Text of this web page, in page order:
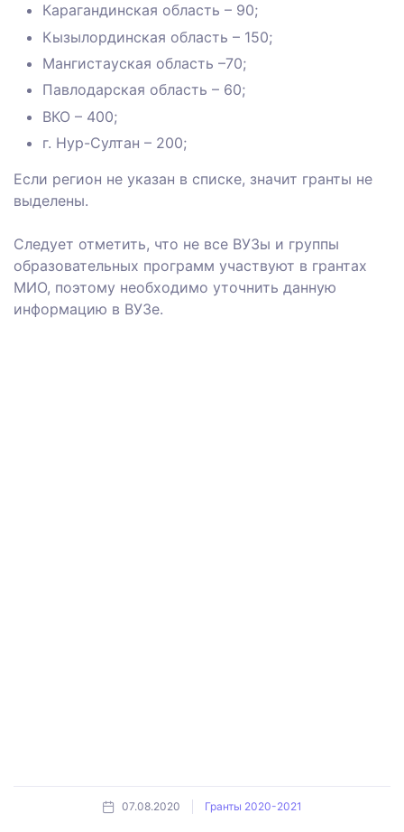
Карагандинская область – 90;⠀
Кызылординская область – 150;⠀
Мангистауская область –70;⠀
Павлодарская область – 60;⠀
ВКО – 400;⠀
г. Нур-Султан – 200;
Если регион не указан в списке, значит гранты не
выделены.⠀
Следует отметить, что не все ВУЗы и группы
образовательных программ участвуют в грантах
МИО, поэтому необходимо уточнить данную
информацию в ВУЗе.
07.08.2020 Гранты 2020-2021